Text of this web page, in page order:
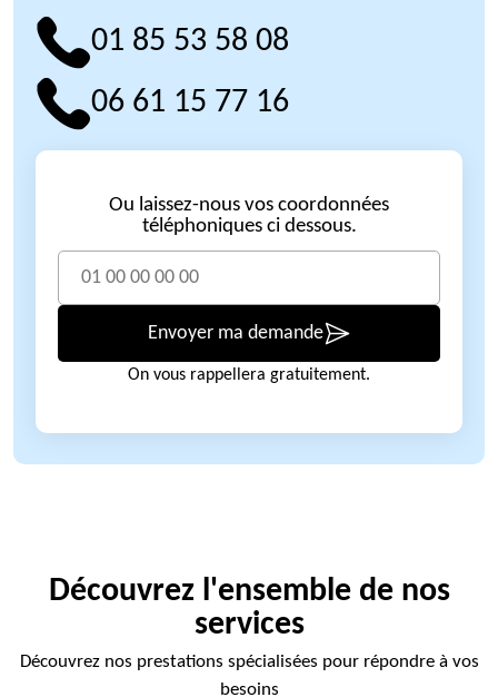
01 85 53 58 08
06 61 15 77 16
Ou laissez-nous vos coordonnées
téléphoniques ci dessous.
Envoyer ma demande
On vous rappellera gratuitement.
Découvrez l'ensemble de nos
services
Découvrez nos prestations spécialisées pour répondre à vos
besoins